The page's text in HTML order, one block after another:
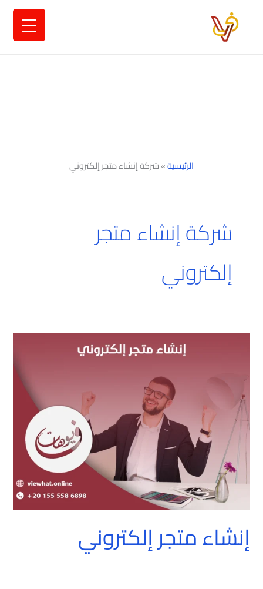
الرئيسية»شركة إنشاء متجر إلكتروني
شركة إنشاء متجر
إلكتروني
إنشاء متجر إلكتروني